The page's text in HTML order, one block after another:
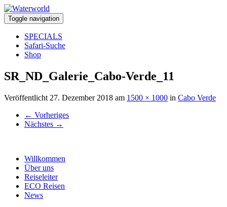
Toggle navigation
SPECIALS
Safari-Suche
Shop
SR_ND_Galerie_Cabo-Verde_11
Veröffentlicht 27. Dezember 2018 am 1500 × 1000 in Cabo Verde
← Vorheriges
Nächstes →
Willkommen
Über uns
Reiseleiter
ECO Reisen
News